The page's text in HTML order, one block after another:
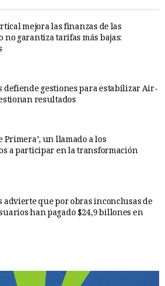
mejora las finanzas de las
no garantiza tarifas más bajas:
defiende gestiones para estabilizar Air-
resultados
Primera’, un llamado a los
a participar en la transformación
advierte que por obras inconclusas de
han pagado $24,9 billones en